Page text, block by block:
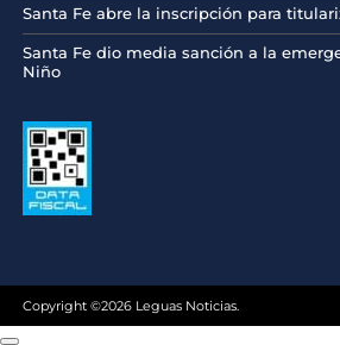
Santa Fe abre la inscripción para
Santa Fe dio media sanción a la
Niño
Copyright ©2026 Leguas Noticias.